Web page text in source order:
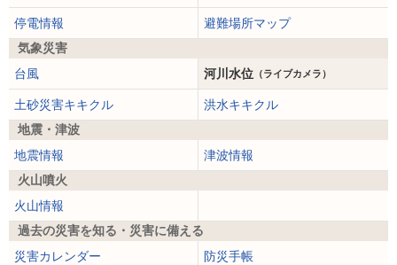
停電情報
避難場所マップ
気象災害
台風
河川水位 （ライブカメラ）
土砂災害キキクル
洪水キキクル
地震・津波
地震情報
津波情報
火山噴火
火山情報
過去の災害を知る・災害に備える
災害カレンダー
防災手帳